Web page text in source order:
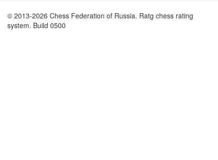
© 2013-2026 Chess Federation of Russia. Ratg chess rating
system. Build 0500